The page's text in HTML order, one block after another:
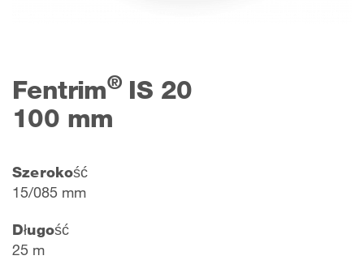
Fentrim®IS 20
100 mm
Szerokość
15/085 mm
Długość
25 m